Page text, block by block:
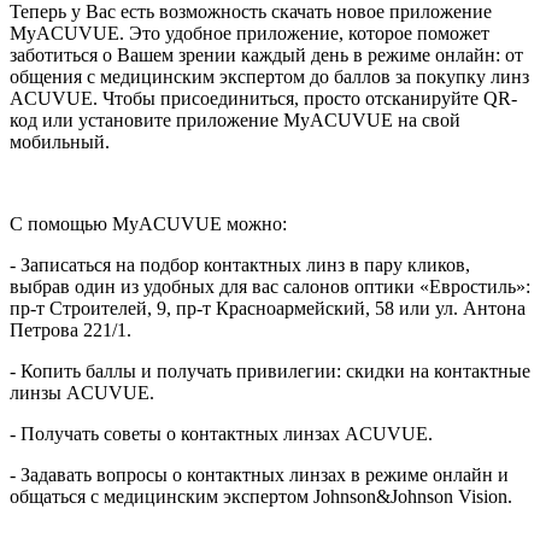
Теперь у Вас есть возможность скачать новое приложение
MyACUVUE. Это удобное приложение, которое поможет
заботиться о Вашем зрении каждый день в режиме онлайн: от
общения с медицинским экспертом до баллов за покупку линз
ACUVUE. Чтобы присоединиться, просто отсканируйте QR-
код или установите приложение MyACUVUE на свой
мобильный.
С помощью MyACUVUE можно:
- Записаться на подбор контактных линз в пару кликов,
выбрав один из удобных для вас салонов оптики «Евростиль»:
пр-т Строителей, 9, пр-т Красноармейский, 58 или ул. Антона
Петрова 221/1.
- Копить баллы и получать привилегии: скидки на контактные
линзы ACUVUE.
- Получать советы о контактных линзах ACUVUE.
- Задавать вопросы о контактных линзах в режиме онлайн и
общаться с медицинским экспертом Johnson&Johnson Vision.